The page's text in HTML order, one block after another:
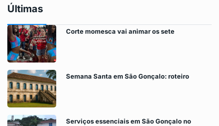
Últimas
Corte momesca vai animar os sete
Semana Santa em São Gonçalo: roteiro
Serviços essenciais em São Gonçalo no